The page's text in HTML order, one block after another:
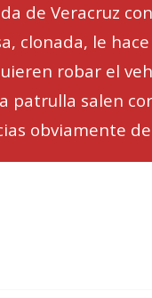
de Veracruz
clonada, le
robar el
patrulla salen
obviamente